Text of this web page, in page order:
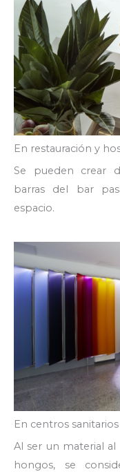
En restauración y
Se pueden crear
barras del bar
espacio.
En centros sanitarios
Al ser un material
hongos, se